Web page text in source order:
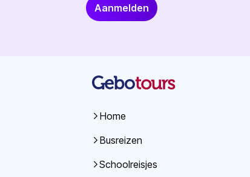
Aanmelden
Home
Busreizen
Schoolreisjes